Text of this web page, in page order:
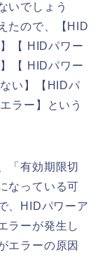
いでしょう
たので、【HID
【 HIDパワー
【 HIDパワー
い】【HIDパ
ラー】という
「有効期限切
なっている可
、HIDパワーア
ラーが発生し
エラーの原因